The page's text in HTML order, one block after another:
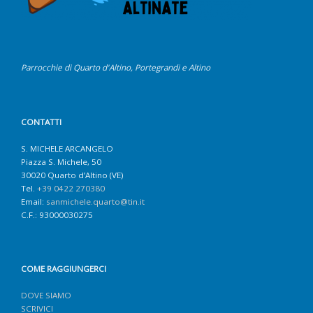
Parrocchie di Quarto d'Altino, Portegrandi e Altino
CONTATTI
S. MICHELE ARCANGELO
Piazza S. Michele, 50
30020 Quarto d’Altino (VE)
Tel. +39 0422 270380
Email: sanmichele.quarto@tin.it
C.F.: 93000030275
COME RAGGIUNGERCI
DOVE SIAMO
SCRIVICI